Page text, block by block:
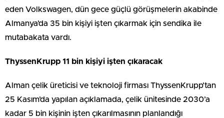
eden Volkswagen, dün gece güçlü görüşmelerin akabinde
Almanya’da 35 bin kişiyi işten çıkarmak için sendika ile
mutabakata vardı.
ThyssenKrupp 11 bin kişiyi işten çıkaracak
Alman çelik üreticisi ve teknoloji firması ThyssenKrupp’tan
25 Kasım’da yapılan açıklamada, çelik ünitesinde 2030’a
kadar 5 bin kişinin işten çıkarılmasının planlandığı